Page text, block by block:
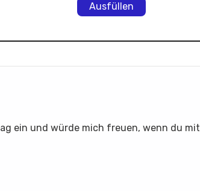
Ausfüllen
ein und würde mich freuen, wenn du mit